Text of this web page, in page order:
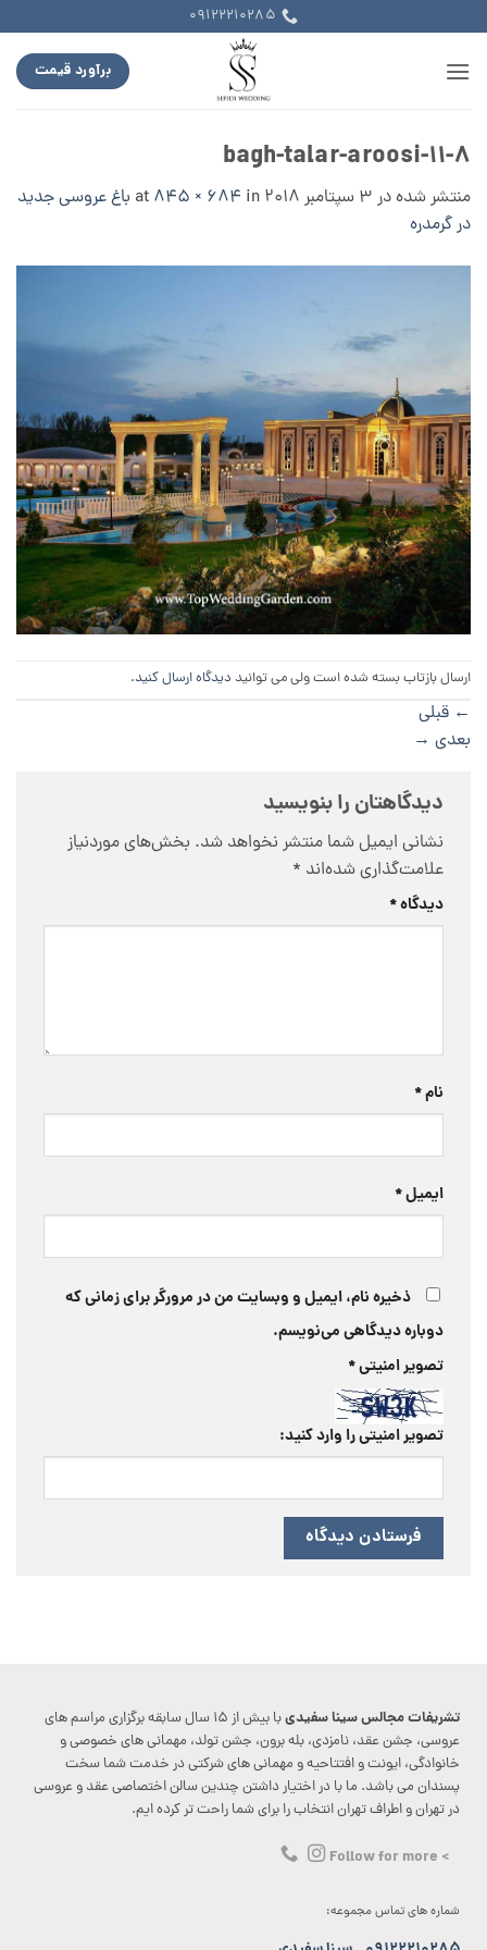
to
content
09122210285
برآورد قیمت
bagh-talar-aroosi-11-8
منتشر شده در 3 سپتامبر 2018 845 × 684 in
باغ عروسی جدید
در گرمدره
ارسال بازتاب بسته شده است ولی می توانید دیدگاه ارسال کنید.
← قبلی
بعدی →
دیدگاهتان را بنویسید
نشانی ایمیل شما منتشر نخواهد شد. بخش‌های موردنیاز
علامت‌گذاری شده‌اند *
دیدگاه*
نام*
ایمیل*
ذخیره نام، ایمیل و وبسایت من در مرورگر برای زمانی که
دوباره دیدگاهی می‌نویسم.
تصویر امنیتی*
تصویر امنیتی را وارد کنید:
تشریفات مجالس سینا سفیدی
با بیش از ۱۵ سال سابقه برگزاری مراسم های
عروسی، جشن عقد، نامزدی، بله برون، جشن تولد، مهمانی های خصوصی و
خانوادگی، ایونت و افتتاحیه و مهمانی های شرکتی در خدمت شما سخت
پسندان می باشد. ما با در اختیار داشتن چندین سالن اختصاصی عقد و عروسی
در تهران و اطراف تهران انتخاب را برای شما راحت تر کرده ایم.
> Follow for more
شماره های تماس مجموعه: